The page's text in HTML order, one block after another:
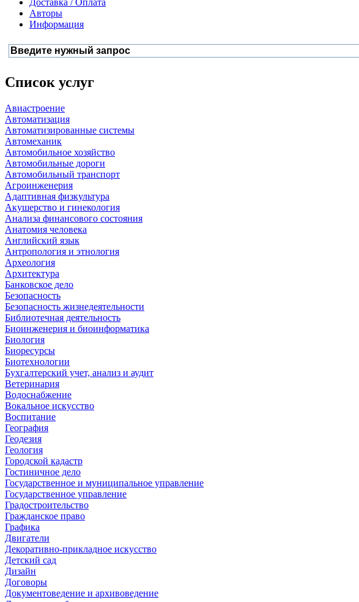
Доставка / Оплата
Авторы
Информация
Список услуг
Авиастроение
Автоматизация
Автоматизированные системы
Автомеханик
Автомобильное хозяйство
Автомобильные дороги
Автомобильный транспорт
Агроинженерия
Адаптивная физкультура
Акушерство и гинекология
Анализа финансового состояния
Анатомия человека
Английский язык
Антропология и этнология
Археология
Архитектура
Банковское дело
Безопасность
Безопасность жизнедеятельности
Библиотечная деятельность
Биоинженерия и биоинформатика
Биология
Биоресурсы
Биотехнологии
Бухгалтерский учет, анализ и аудит
Ветеринария
Водоснабжение
Вокальное искусство
Воспитание
География
Геодезия
Геология
Городской кадастр
Гостиничное дело
Государственное и муниципальное управление
Государственное управление
Градостроительство
Гражданское право
Графика
Двигатели
Декоративно-прикладное искусство
Детский сад
Дизайн
Договоры
Документоведение и архивоведение